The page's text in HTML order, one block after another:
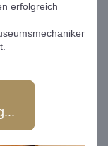
erfolgreich